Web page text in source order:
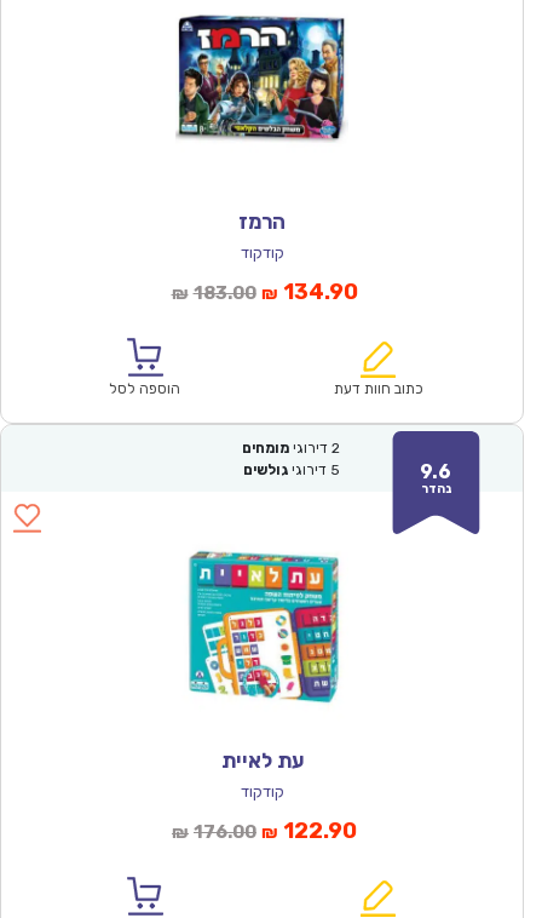
הרמז
קודקוד
₪ 183.00המחיר
₪183.00.
₪ 134.90המחיר
הוא:
כתוב חוות דעת הוספה לסל
9.6
נהדר
2 דירוגי מומחים
5 דירוגי גולשים
עת לאיית
קודקוד
₪ 176.00המחיר
₪ 122.90המחיר
הוא: